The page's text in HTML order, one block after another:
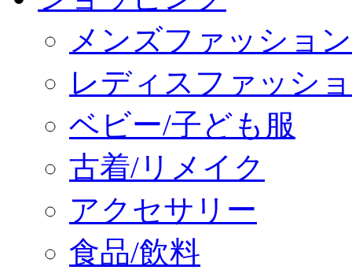
メンズファッション
レディスファッシ
ベビー/子ども服
古着/リメイク
アクセサリー
食品/飲料